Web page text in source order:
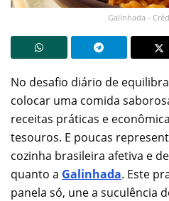
Galinhada -
No desafio diário de
colocar uma comida
receitas práticas e
tesouros. E poucas
cozinha brasileira afetiva e
quanto a Galinhada. Este
panela só, une a suculência